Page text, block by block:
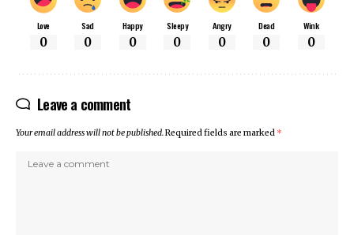
Love
0
Sad
0
Happy
0
Sleepy
0
Angry
0
Dead
0
Wink
0
Leave a comment
Your email address will not be published.Required fields are marked *